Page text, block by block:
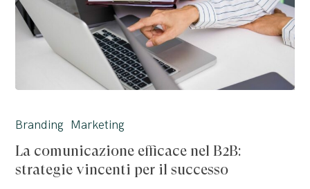
comunicazione
efficace
nel
Branding Marketing
La comunicazione efficace nel B2B:
strategie vincenti per il successo